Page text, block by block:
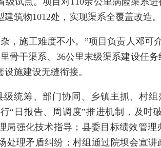
筑物1012处，实现渠系全覆盖改造。
，施工难度不小。”项目负责人邓可
骨干渠系、36公里末级渠系建设任
施建设无缝衔接。
级统筹、部门协同、乡镇主抓、村
“日报告、周调度”推进机制，及时
局强化技术指导；县委目标绩效管
处理矛盾纠纷；村组通过院坝会宣